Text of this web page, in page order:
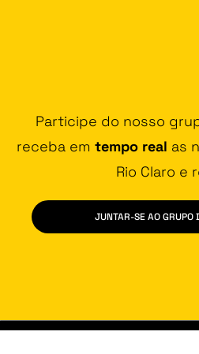
Participe do nosso
receba em tempo real as
Rio Claro e
JUNTAR-SE AO GRUPO